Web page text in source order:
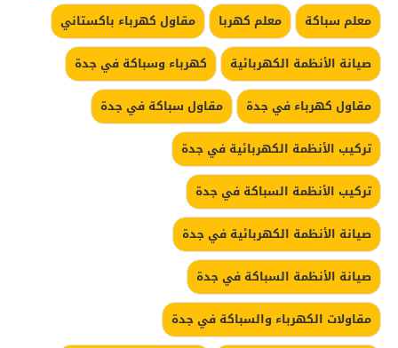
معلم سباكة
معلم كهربا
مقاول كهرباء باكستاني
صيانة الأنظمة الكهربائية
كهرباء وسباكة في جدة
مقاول كهرباء في جدة
مقاول سباكة في جدة
تركيب الأنظمة الكهربائية في جدة
تركيب الأنظمة السباكة في جدة
صيانة الأنظمة الكهربائية في جدة
صيانة الأنظمة السباكة في جدة
مقاولات الكهرباء والسباكة في جدة